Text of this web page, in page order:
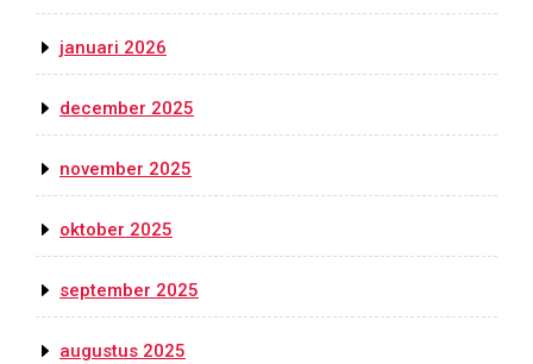
januari 2026
december 2025
november 2025
oktober 2025
september 2025
augustus 2025